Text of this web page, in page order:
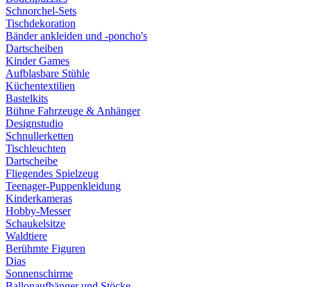
Schnorchel-Sets
Tischdekoration
Bänder ankleiden und -poncho's
Dartscheiben
Kinder Games
Aufblasbare Stühle
Küchentextilien
Bastelkits
Bühne Fahrzeuge & Anhänger
Designstudio
Schnullerketten
Tischleuchten
Dartscheibe
Fliegendes Spielzeug
Teenager-Puppenkleidung
Kinderkameras
Hobby-Messer
Schaukelsitze
Waldtiere
Berühmte Figuren
Dias
Sonnenschirme